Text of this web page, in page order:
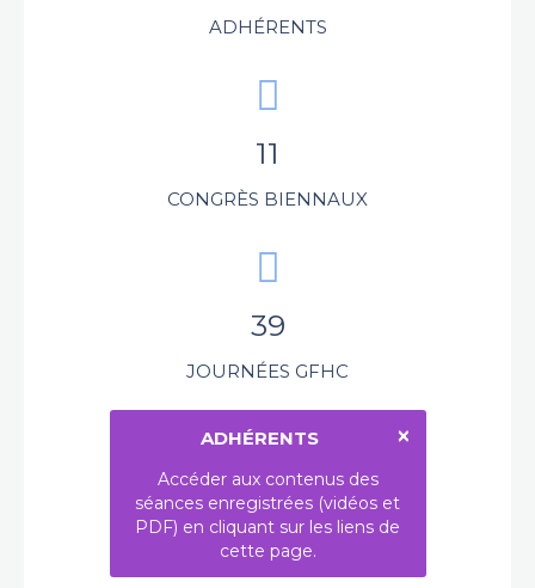
ADHÉRENTS
11
CONGRÈS BIENNAUX
39
JOURNÉES GFHC
×
ADHÉRENTS
Accéder aux contenus des
séances enregistrées (vidéos et
PDF) en cliquant sur les liens de
cette page.